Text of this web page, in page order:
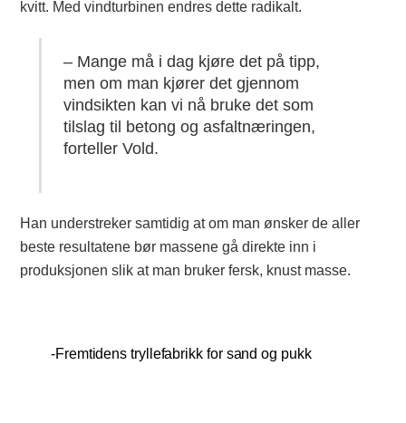
kvitt. Med vindturbinen endres dette radikalt.
– Mange må i dag kjøre det på tipp,
men om man kjører det gjennom
vindsikten kan vi nå bruke det som
tilslag til betong og asfaltnæringen,
forteller Vold.
Han understreker samtidig at om man ønsker de aller
beste resultatene bør massene gå direkte inn i
produksjonen slik at man bruker fersk, knust masse.
-Fremtidens tryllefabrikk for sand og pukk